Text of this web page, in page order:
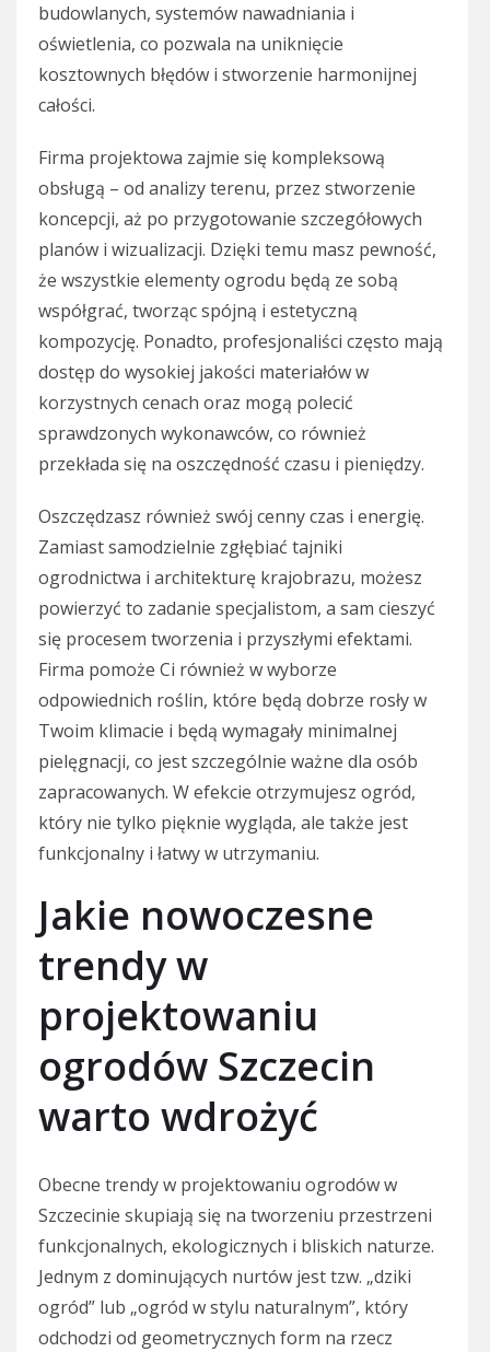
budowlanych, systemów nawadniania i
oświetlenia, co pozwala na uniknięcie
kosztownych błędów i stworzenie harmonijnej
całości.
Firma projektowa zajmie się kompleksową
obsługą – od analizy terenu, przez stworzenie
koncepcji, aż po przygotowanie szczegółowych
planów i wizualizacji. Dzięki temu masz pewność,
że wszystkie elementy ogrodu będą ze sobą
współgrać, tworząc spójną i estetyczną
kompozycję. Ponadto, profesjonaliści często mają
dostęp do wysokiej jakości materiałów w
korzystnych cenach oraz mogą polecić
sprawdzonych wykonawców, co również
przekłada się na oszczędność czasu i pieniędzy.
Oszczędzasz również swój cenny czas i energię.
Zamiast samodzielnie zgłębiać tajniki
ogrodnictwa i architekturę krajobrazu, możesz
powierzyć to zadanie specjalistom, a sam cieszyć
się procesem tworzenia i przyszłymi efektami.
Firma pomoże Ci również w wyborze
odpowiednich roślin, które będą dobrze rosły w
Twoim klimacie i będą wymagały minimalnej
pielęgnacji, co jest szczególnie ważne dla osób
zapracowanych. W efekcie otrzymujesz ogród,
który nie tylko pięknie wygląda, ale także jest
funkcjonalny i łatwy w utrzymaniu.
Jakie nowoczesne
trendy w
projektowaniu
ogrodów Szczecin
warto wdrożyć
Obecne trendy w projektowaniu ogrodów w
Szczecinie skupiają się na tworzeniu przestrzeni
funkcjonalnych, ekologicznych i bliskich naturze.
Jednym z dominujących nurtów jest tzw. „dziki
ogród” lub „ogród w stylu naturalnym”, który
odchodzi od geometrycznych form na rzecz